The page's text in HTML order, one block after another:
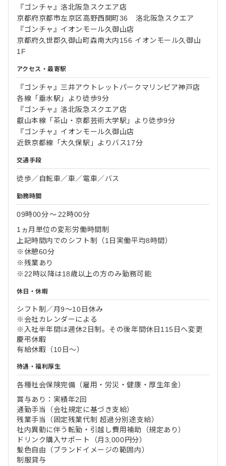
『ゴンチャ』洛北阪急スクエア店
京都府京都市左京区高野西開町36 洛北阪急スクエア
『ゴンチャ』イオンモール久御山店
京都府久世郡久御山町森南大内156 イオンモール久御山
1F
アクセス・最寄駅
『ゴンチャ』三井アウトレットパークマリンピア神戸店
各線「垂水駅」より徒歩9分
『ゴンチャ』洛北阪急スクエア店
叡山本線「茶山・京都芸術大学駅」より徒歩9分
『ゴンチャ』イオンモール久御山店
近鉄京都線「大久保駅」よりバス17分
交通手段
徒歩／自転車／車／電車／バス
勤務時間
09時00分〜22時00分
1ヵ月単位の変形労働時間制
上記時間内でのシフト制（1日実働平均8時間）
※休憩60分
※残業あり
※22時以降は18歳以上の方のみ勤務可能
休日・休暇
シフト制／月9～10日休み
※会社カレンダーによる
※入社半年間は週休2日制。その後年間休日115日へ変更
慶弔休暇
有給休暇（10日～）
待遇・福利厚生
各種社会保険完備（雇用・労災・健康・厚生年金）
賞与あり：実績年2回
通勤手当（会社規定に基づき支給）
残業手当（固定残業代制 超過分別途支給）
社内異動に伴う転勤・引越し費用補助（規定あり）
ドリンク購入サポート（月3,000円分）
髪色自由（ブランドイメージの範囲内）
制服貸与